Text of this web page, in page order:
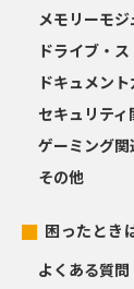
メモリーモジ
ドライブ・
ドキュメン
セキュリティ
ゲーミング関
その他
困ったとき
よくある質問